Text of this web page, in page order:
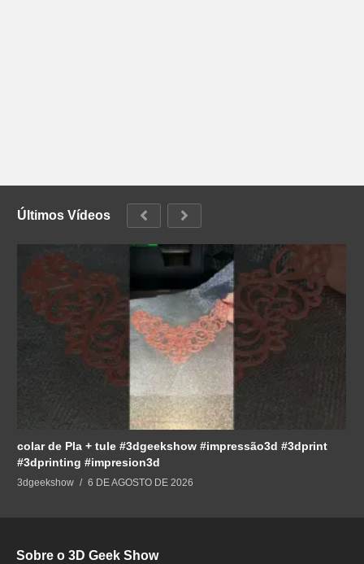
Últimos Vídeos
colar de Pla + tule #3dgeekshow #impressão3d #3dprint
#3dprinting #impresion3d
3dgeekshow 6 DE AGOSTO DE 2026
Sobre o 3D Geek Show